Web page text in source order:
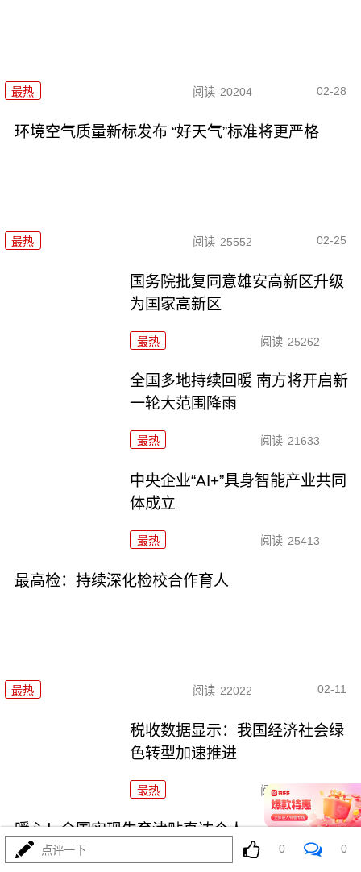
最热 阅读 20204 02-28
环境空气质量新标发布 “好天气”标准将更严格
最热 阅读 25552 02-25
国务院批复同意雄安高新区升级
为国家高新区
最热 阅读 25262
全国多地持续回暖 南方将开启新
一轮大范围降雨
最热 阅读 21633
中央企业“AI+”具身智能产业共同
体成立
最热 阅读 25413
最高检：持续深化检校合作育人
最热 阅读 22022 02-11
税收数据显示：我国经济社会绿
色转型加速推进
最热 阅读 24390
暖心！全国实现生育津贴直达个人
点评一下 0 0